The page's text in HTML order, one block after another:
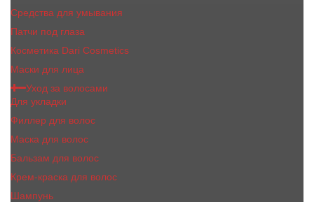
Средства для умывания
Патчи под глаза
Косметика Dari Cosmetics
Маски для лица
Уход за волосами
Для укладки
Филлер для волос
Маска для волос
Бальзам для волос
Крем-краска для волос
Шампунь